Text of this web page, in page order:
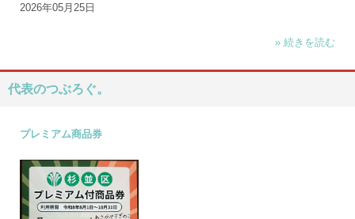
2026年05月25日
» 続きを読む
代表のつぶろぐ。
プレミアム商品券